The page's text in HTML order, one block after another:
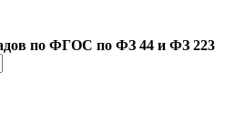
по ФГОC по ФЗ 44 и ФЗ 223